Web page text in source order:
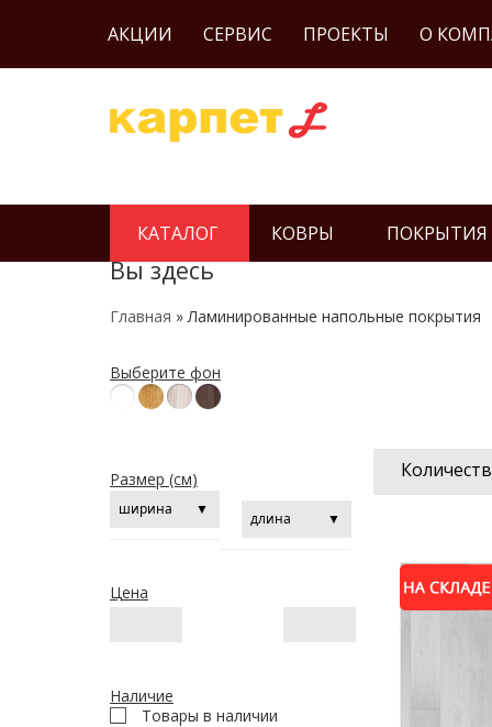
АКЦИИ СЕРВИС ПРОЕКТЫ О
КАТАЛОГ КОВРЫ ПОКРЫТИЯ
Вы здесь
Главная » Ламинированные напольные покрытия
Выберите фон
Размер (см)
Цена
Наличие
Товары в наличии